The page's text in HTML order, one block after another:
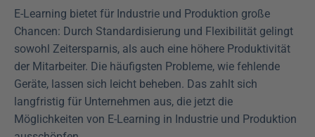
E-Learning bietet für Industrie und Produktion große
Chancen: Durch Standardisierung und Flexibilität gelingt
sowohl Zeitersparnis, als auch eine höhere Produktivität
der Mitarbeiter. Die häufigsten Probleme, wie fehlende
Geräte, lassen sich leicht beheben. Das zahlt sich
langfristig für Unternehmen aus, die jetzt die
Möglichkeiten von E-Learning in Industrie und Produktion